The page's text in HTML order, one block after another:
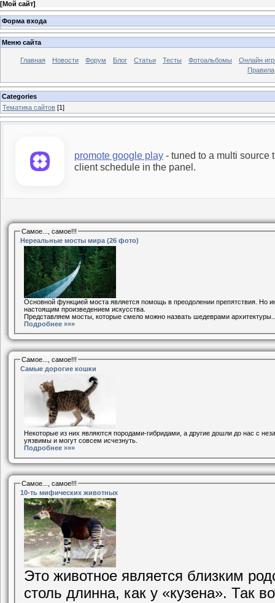
[Мой сайт]
Форма входа
Меню сайта
Главная Новости Форум Блог Статьи Тесты Фотоальбомы
Онлайн
Правила
Categories
Тематика сайтов [1]
promote google play - tuned to a multi source
client schedule in the panel.
Самое..., самое!!!
Нереальные мосты мира (26 фото)
Основной функцией моста является помощь в преодолении препятствия. Но
настоящим произведением искусства.
Представляем мосты, которые смело можно назвать шедеврами
Подробнее »»»
Самое..., самое!!!
Самые дорогие кошки
Некоторые из них являются породами-гибридами, а другие дошли до нас с
уязвимы и могут совсем исчезнуть.
Подробнее »»»
Самое..., самое!!!
10-ть мифических животных
Это животное является близким
столь длинна, как у «кузена». Так